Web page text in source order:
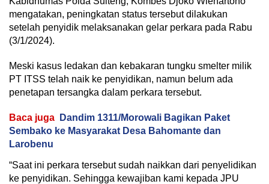
mengatakan, peningkatan status tersebut dilakukan
setelah penyidik melaksanakan gelar perkara pada Rabu
(3/1/2024).
Meski kasus ledakan dan kebakaran tungku smelter milik
PT ITSS telah naik ke penyidikan, namun belum ada
penetapan tersangka dalam perkara tersebut.
Baca juga
Dandim 1311/Morowali Bagikan Paket
Sembako ke Masyarakat Desa Bahomante dan
Larobenu
“Saat ini perkara tersebut sudah naikkan dari penyelidikan
ke penyidikan. Sehingga kewajiban kami kepada JPU